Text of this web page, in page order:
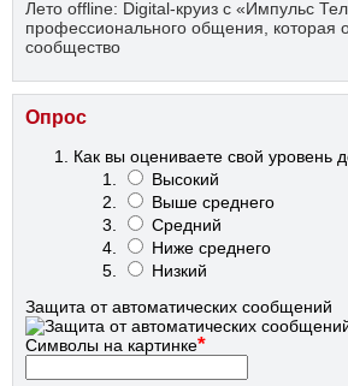
Лето offline: Digital-круиз с «Импульс
профессионального общения, которая
сообщество
Опрос
Как вы оцениваете свой уровень
Высокий
Выше среднего
Средний
Ниже среднего
Низкий
Защита от автоматических сообщений
Символы на картинке*